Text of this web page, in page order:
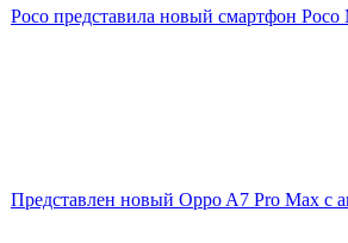
Poco представила новый смартфон
Представлен новый Oppo A7 Pro Max с